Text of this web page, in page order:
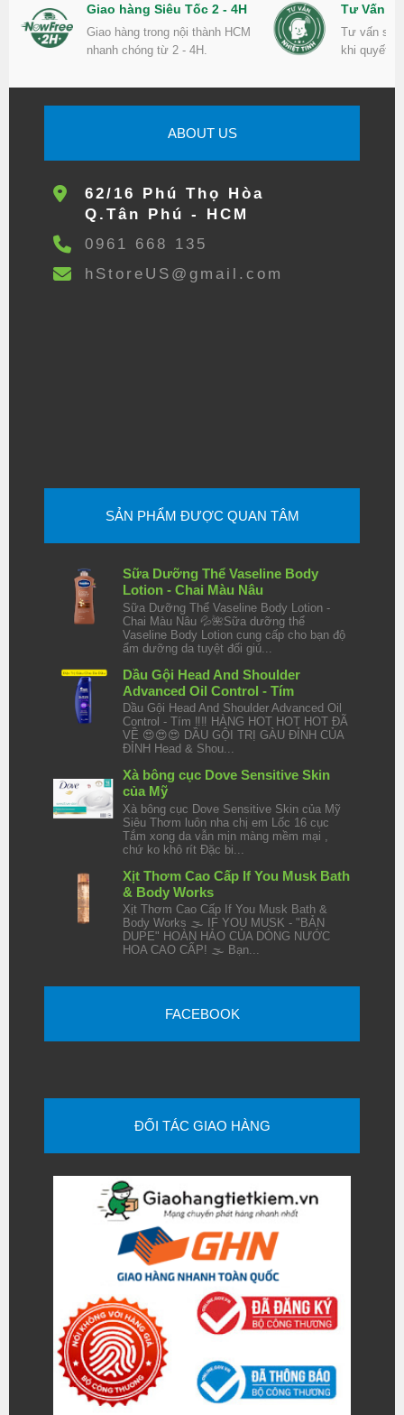
Giao hàng Siêu Tốc 2 - 4H
Giao hàng trong nội thành HCM
nhanh chóng từ 2 - 4H.
Tư Vấn
Tư vấn
khi quyết
ABOUT US
62/16 Phú Thọ Hòa
Q.Tân Phú - HCM
0961 668 135
hStoreUS@gmail.com
SẢN PHẨM ĐƯỢC QUAN TÂM
Sữa Dưỡng Thể Vaseline Body
Lotion - Chai Màu Nâu
Sữa Dưỡng Thể Vaseline Body Lotion -
Chai Màu Nâu 💦🌺Sữa dưỡng thể
Vaseline Body Lotion cung cấp cho bạn độ
ẩm dưỡng da tuyệt đối giú...
Dầu Gội Head And Shoulder
Advanced Oil Control - Tím
Dầu Gội Head And Shoulder Advanced Oil
Control - Tím ‼️‼️ HÀNG HOT HOT HOT ĐÃ
VỀ 😍😍😍 DẦU GỘI TRỊ GÀU ĐỈNH CỦA
ĐỈNH Head & Shou...
Xà bông cục Dove Sensitive Skin
của Mỹ
Xà bông cục Dove Sensitive Skin của Mỹ
Siêu Thơm luôn nha chị em Lốc 16 cục
Tắm xong da vẫn mịn màng mềm mại ,
chứ ko khô rít Đặc bi...
Xịt Thơm Cao Cấp If You Musk Bath
& Body Works
Xịt Thơm Cao Cấp If You Musk Bath &
Body Works 🌫️ IF YOU MUSK - "BẢN
DUPE" HOÀN HẢO CỦA DÒNG NƯỚC
HOA CAO CẤP! 🌫️ Bạn...
FACEBOOK
ĐỐI TÁC GIAO HÀNG